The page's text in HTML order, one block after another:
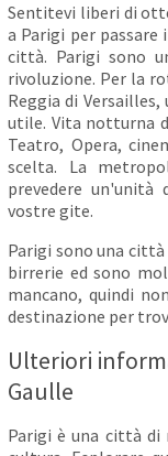
Sentitevi liberi di
a Parigi per passare
città. Parigi sono
rivoluzione. Per la
Reggia di
utile. Vita notturna
Teatro, Opera,
scelta. La
prevedere
vostre gite.
Parigi sono una
birrerie ed sono
mancano, quindi
destinazione per
Ulteriori
Gaulle
Parigi è una città